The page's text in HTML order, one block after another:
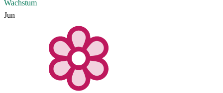
Wachstum
Jun